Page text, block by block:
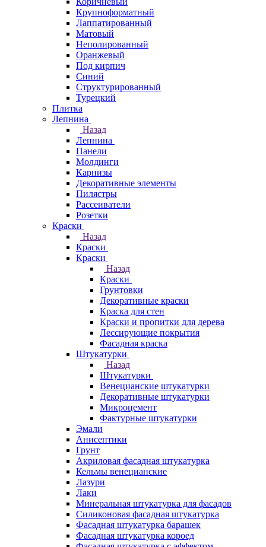
Крупноформатный
Лаппатированный
Матовый
Неполированный
Оранжевый
Под кирпич
Синий
Структурированный
Турецкий
Плитка
Лепнина
Назад
Лепнина
Панели
Молдинги
Карнизы
Декоративные элементы
Пилястры
Рассеиватели
Розетки
Краски
Назад
Краски
Краски
Назад
Краски
Грунтовки
Декоративные краски
Краска для стен
Краски и пропитки для дерева
Лессирующие покрытия
Фасадная краска
Штукатурки
Назад
Штукатурки
Венецианские штукатурки
Декоративные штукатурки
Микроцемент
Фактурные штукатурки
Эмали
Анисептики
Грунт
Акриловая фасадная штукатурка
Кельмы венецианские
Лазури
Лаки
Минеральная штукатурка для фасадов
Силиконовая фасадная штукатурка
Фасадная штукатурка барашек
Фасадная штукатурка короед